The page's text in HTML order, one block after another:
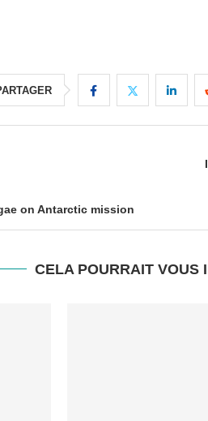
on Antarctic mission
CELA POURRAIT VOUS